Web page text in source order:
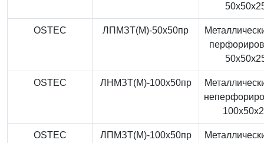
OSTEC ЛПМЗТ(М)-50x50пр
OSTEC ЛНМЗТ(М)-100x50пр
OSTEC ЛПМЗТ(М)-100x50пр